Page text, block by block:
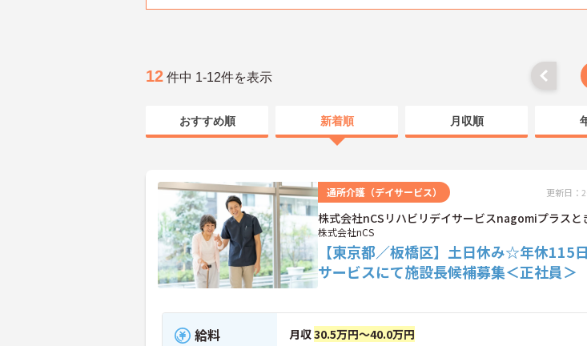
12 件中 1-12件を表示
おすすめ順 新着順 月収順
通所介護（デイサービス） 更新日：
株式会社nCSリハビリデイサービスnagomiプラスと
株式会社nCS
【東京都／板橋区】土日休み☆年休115
サービスにて施設長候補募集＜正社員＞
給料 月収30.5万円～40.0万円